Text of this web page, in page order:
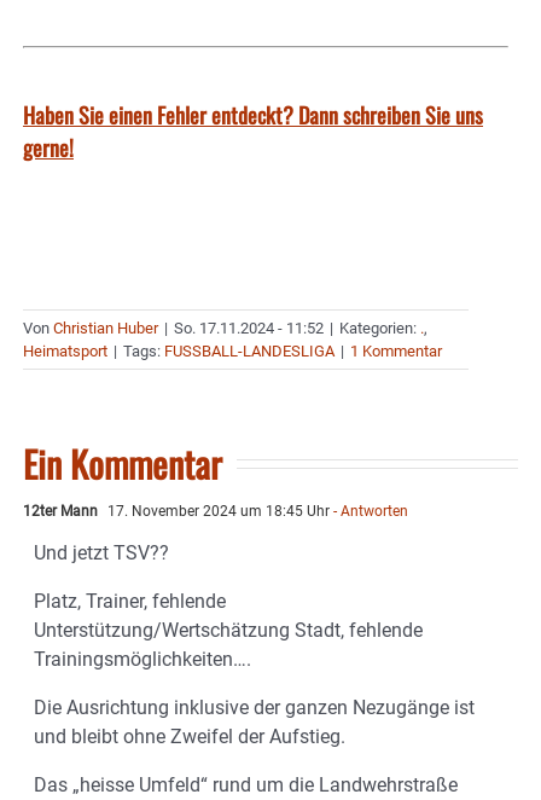
Haben Sie einen Fehler entdeckt? Dann schreiben Sie uns
gerne!
Von Christian Huber | So. 17.11.2024 - 11:52 | Kategorien: .,
Heimatsport | Tags: FUSSBALL-LANDESLIGA | 1 Kommentar
Ein Kommentar
12ter Mann 17. November 2024 um 18:45 Uhr - Antworten
Und jetzt TSV??
Platz, Trainer, fehlende
Unterstützung/Wertschätzung Stadt, fehlende
Trainingsmöglichkeiten….
Die Ausrichtung inklusive der ganzen Nezugänge ist
und bleibt ohne Zweifel der Aufstieg.
Das „heisse Umfeld“ rund um die Landwehrstraße